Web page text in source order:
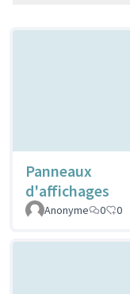
Panneaux
d'affichages
Anonyme
0 0